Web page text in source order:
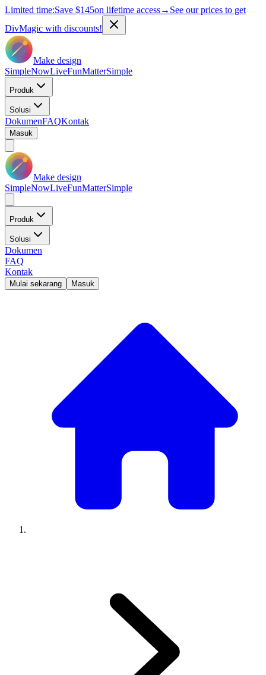
Limited time:Save $145on lifetime access→ See our prices to get
DivMagic with discounts!
Make design
SimpleNowLiveFunMatterSimple
Produk
Solusi
DokumenFAQKontak
Masuk
Make design
SimpleNowLiveFunMatterSimple
Produk
Solusi
Dokumen
FAQ
Kontak
Mulai sekarang Masuk